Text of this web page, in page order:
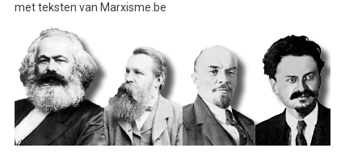
met teksten van Marxisme.be